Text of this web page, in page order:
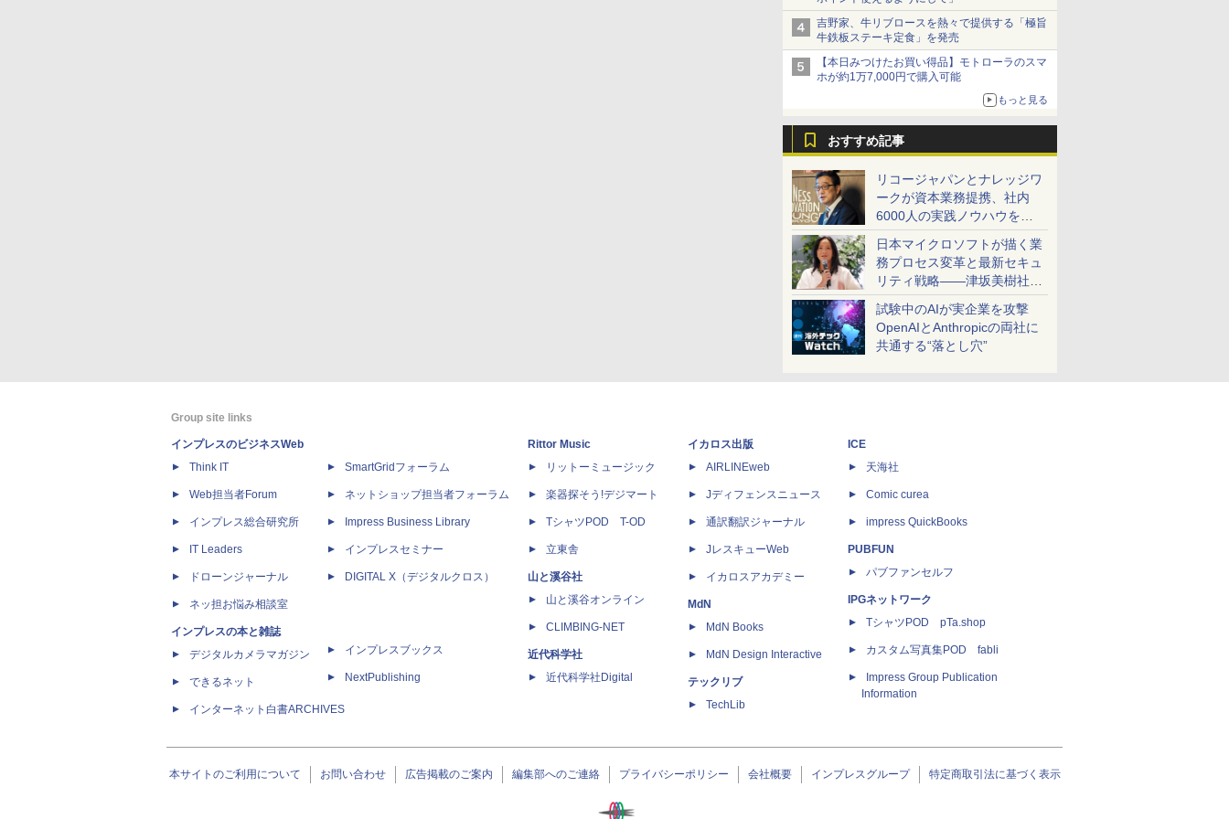
吉野家、牛リブロースを熱々で提供する「極旨
牛鉄板ステーキ定食」を発売
【本日みつけたお買い得品】モトローラのスマ
ホが約1万7,000円で購入可能
もっと見る
おすすめ記事
リコージャパンとナレッジワ
ークが資本業務提携、社内
6000人の実践ノウハウを生
かした「AI商談記録 for
RICOH」を展開へ
日本マイクロソフトが描く業
務プロセス変革と最新セキュ
リティ戦略――津坂美樹社長
が2027年度戦略を説明
試験中のAIが実企業を攻撃
OpenAIとAnthropicの両社に
共通する“落とし穴”
Group site links
インプレスのビジネスWeb
Think IT
Web担当者Forum
インプレス総合研究所
IT Leaders
ドローンジャーナル
ネッ担お悩み相談室
インプレスの本と雑誌
デジタルカメラマガジン
できるネット
インターネット白書ARCHIVES
SmartGridフォーラム
ネットショップ担当者フォーラム
Impress Business Library
インプレスセミナー
DIGITAL X（デジタルクロス）
インプレスブックス
NextPublishing
Rittor Music
リットーミュージック
楽器探そう!デジマート
TシャツPOD T-OD
立東舎
山と溪谷社
山と溪谷オンライン
CLIMBING-NET
近代科学社
近代科学社Digital
イカロス出版
AIRLINEweb
Jディフェンスニュース
通訳翻訳ジャーナル
JレスキューWeb
イカロスアカデミー
MdN
MdN Books
MdN Design Interactive
テックリブ
TechLib
ICE
天海社
Comic curea
impress QuickBooks
PUBFUN
パブファンセルフ
IPGネットワーク
TシャツPOD pTa.shop
カスタム写真集POD fabli
Impress Group Publication
Information
本サイトのご利用について お問い合わせ 広告掲載のご案内 編集部へのご連絡 プライバシーポリシー 会社概要 インプレスグループ 特定商取引法に基づく表示